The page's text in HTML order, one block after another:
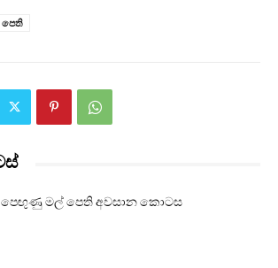
පෙඟුණු මල් පෙති අවසාන කොටස